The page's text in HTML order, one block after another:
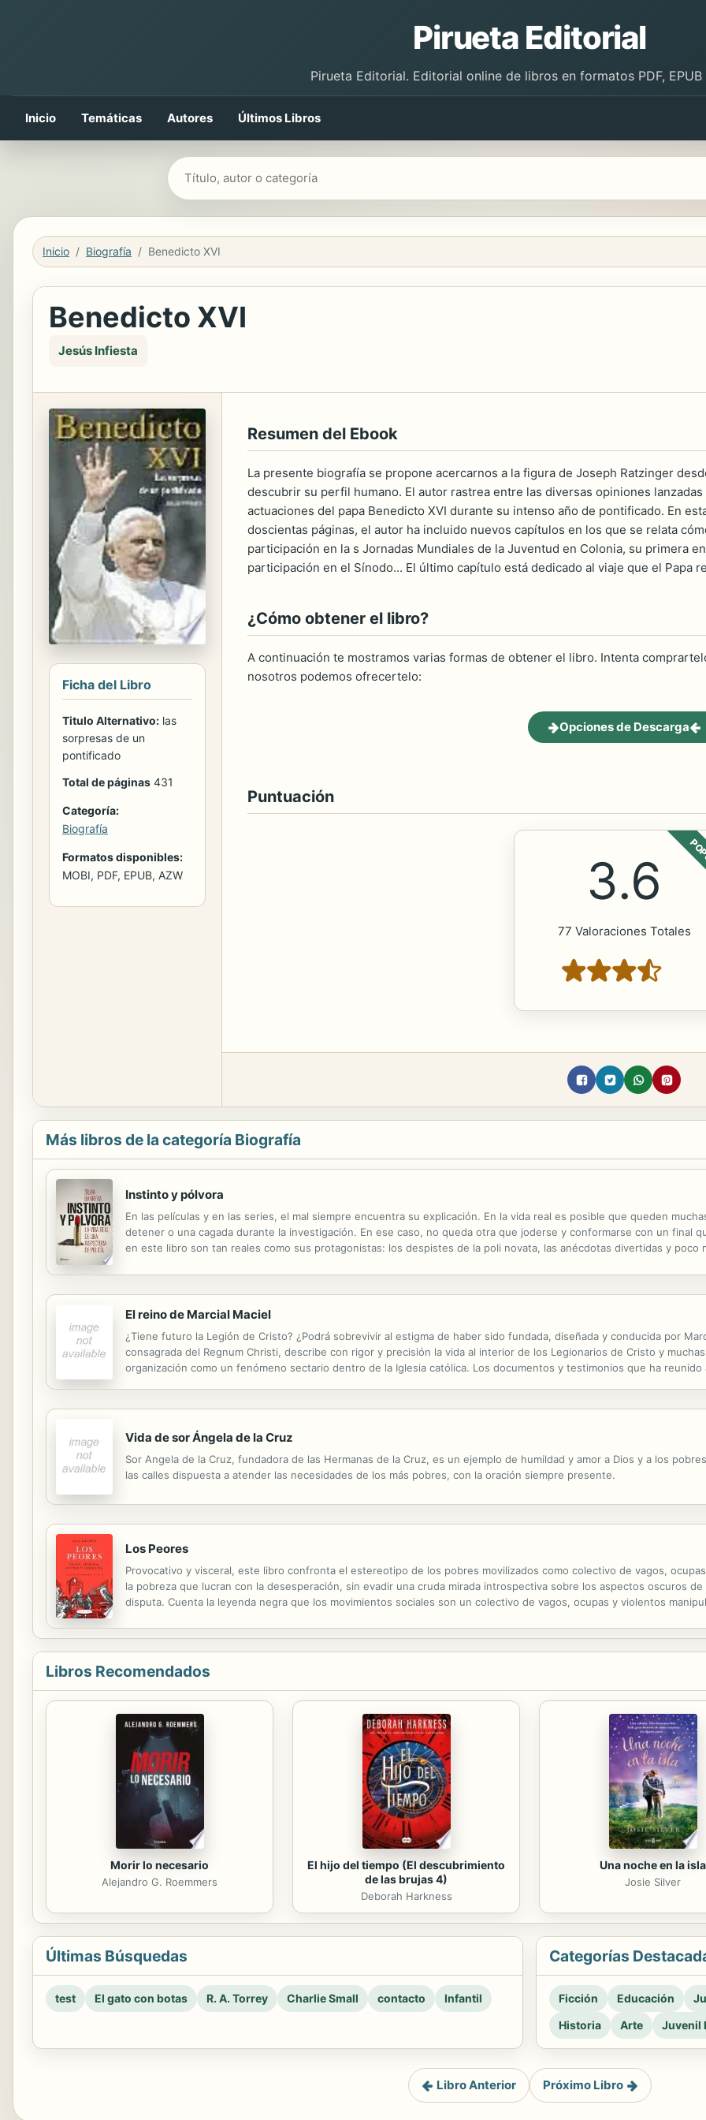
Pirueta Editorial
Pirueta Editorial. Editorial online de libros en formatos PDF, EPUB
Inicio Temáticas Autores Últimos Libros
Buscar libros
Inicio Biografía Benedicto XVI
Benedicto XVI
Jesús Infiesta
Ficha del Libro
Titulo Alternativo: las
sorpresas de un
pontificado
Total de páginas 431
Categoría:
Biografía
Formatos disponibles:
MOBI, PDF, EPUB, AZW
Resumen del Ebook
La presente biografía se propone acercarnos a la figura de Joseph Ratzinger
descubrir su perfil humano. El autor rastrea entre las diversas opiniones
actuaciones del papa Benedicto XVI durante su intenso año de pontificado. En
doscientas páginas, el autor ha incluido nuevos capítulos en los que se relata
participación en la s Jornadas Mundiales de la Juventud en Colonia, su primera
participación en el Sínodo... El último capítulo está dedicado al viaje que el Papa
¿Cómo obtener el libro?
A continuación te mostramos varias formas de obtener el libro. Intenta
nosotros podemos ofrecertelo:
Opciones de Descarga
Puntuación
3.6
77 Valoraciones Totales
Más libros de la categoría Biografía
Instinto y pólvora
En las películas y en las series, el mal siempre encuentra su explicación. En la vida real es posible que queden
detener o una cagada durante la investigación. En ese caso, no queda otra que joderse y conformarse con un final
en este libro son tan reales como sus protagonistas: los despistes de la poli novata, las anécdotas divertidas y poco
El reino de Marcial Maciel
¿Tiene futuro la Legión de Cristo? ¿Podrá sobrevivir al estigma de haber sido fundada, diseñada y conducida por
consagrada del Regnum Christi, describe con rigor y precisión la vida al interior de los Legionarios de Cristo y
organización como un fenómeno sectario dentro de la Iglesia católica. Los documentos y testimonios que ha
Vida de sor Ángela de la Cruz
Sor Angela de la Cruz, fundadora de las Hermanas de la Cruz, es un ejemplo de humildad y amor a Dios y a los
las calles dispuesta a atender las necesidades de los más pobres, con la oración siempre presente.
Los Peores
Provocativo y visceral, este libro confronta el estereotipo de los pobres movilizados como colectivo de vagos,
la pobreza que lucran con la desesperación, sin evadir una cruda mirada introspectiva sobre los aspectos oscuros
disputa. Cuenta la leyenda negra que los movimientos sociales son un colectivo de vagos, ocupas y violentos
Libros Recomendados
Morir lo necesario
Alejandro G. Roemmers
El hijo del tiempo (El descubrimiento
de las brujas 4)
Deborah Harkness
Una noche en la isla
Josie Silver
Últimas Búsquedas
test El gato con botas R. A. Torrey Charlie Small contacto Infantil
Categorías
Ficción Educación
Historia
Arte Juvenil
Libro Anterior Próximo Libro